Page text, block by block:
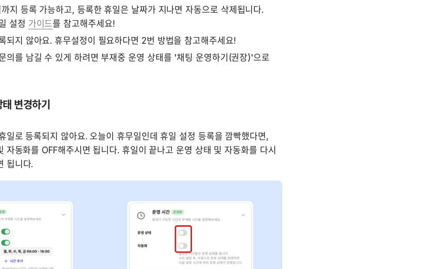
지 등록 가능하고, 등록한 휴일은 날짜가 지나면 자동으로 삭제 됩니다.
설정 가이드를 참고해주세요!
되지 않아요. 휴무설정이 필요하다면 2번 방법을 참고해주세요!
의를 남길 수 있게 하려면 부재중 운영 상태를 '채팅 운영하기(권장)'으로
변경하기
일로 등록되지 않아요. 오늘이 휴무일인데 휴일 설정 등록을 깜빡했다면,
자동화를 OFF해주시면 됩니다. 휴일이 끝나고 운영 상태 및 자동화를 다시
됩니다.